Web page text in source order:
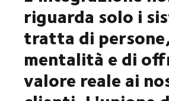
riguarda solo i
tratta di
mentalità e di
valore reale ai